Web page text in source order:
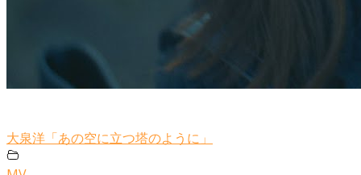
大泉洋「あの空に立つ塔のように」